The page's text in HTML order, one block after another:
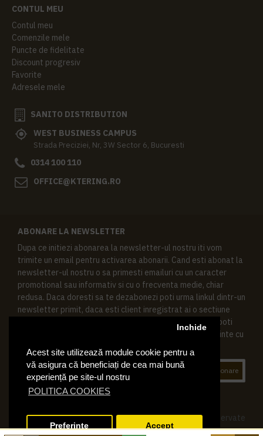
Acest site utilizează module cookie pentru a
vă asigura că beneficiați de cea mai bună
experiență pe site-ul nostru
POLITICA COOKIES
Inchide
Preferinte Accept
CONTUL MEU
Contul meu
Comenzile mele
Puncte de fidelitate
Discount progresiv
Favorite
Adresele mele
SANITO DISTRIBUTION
WEST BUSINESS CAMPUS
Strada Preciziei, Nr, 3W Sector 6, Bucuresti
0314 100 110
OFFICE@KTERING.RO
ABONARE LA NEWSLETTER
Dupa ce initiezi abonarea la newsletter-ul nostru iti vom
trimite un email pentru activarea abonarii. Cand esti abonat la
newsletter-ul nostru o sa primesti emailuri cu un caracter
promotional sau informativ si cu o frecventa medie, chiar
redusa. Daca doresti sa te dezabonezi poti urma linkul dintr-un
newsletter primit, daca esti client inregistrat ai o sectiune
speciala in contul tau in acest scop, si de asemenea ne poti
contacta oricand pe email pentru orice intrebari sau cerinte cu
Abonare
© 2019 Ktering.ro , Toate drepturile rezervate